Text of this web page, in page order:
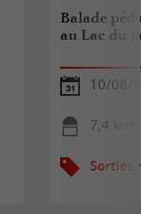
Balade
au Lac du
10/08/
7,4 km
Sorties